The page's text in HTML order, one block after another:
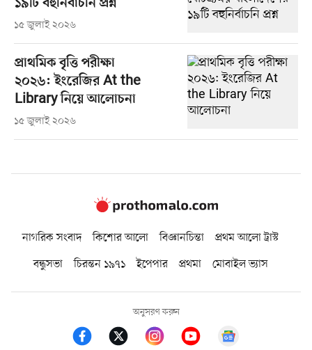
১৯টি বহুনির্বাচনি প্রশ্ন
১৫ জুলাই ২০২৬
প্রাথমিক বৃত্তি পরীক্ষা
২০২৬: ইংরেজির At the
Library নিয়ে আলোচনা
১৫ জুলাই ২০২৬
নাগরিক সংবাদ কিশোর আলো বিজ্ঞানচিন্তা
প্রথম আলো ট্রাস্ট
বন্ধুসভা
চিরন্তন ১৯৭১ ইপেপার প্রথমা মোবাইল ভ্যাস
অনুসরণ করুন